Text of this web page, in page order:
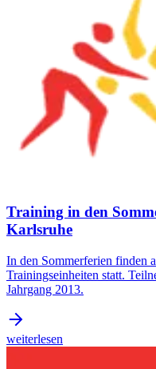
Training in den
Karlsruhe
In den Sommerferien finden
Trainingseinheiten statt.
Jahrgang 2013.
weiterlesen